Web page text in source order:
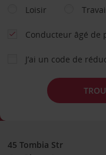
Loisir
Conducteur âgé de
J’ai un code de
45 Tombia Str